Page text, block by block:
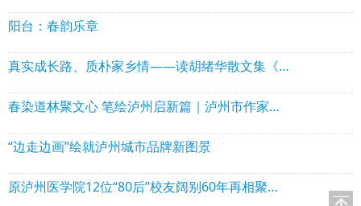
阳台：春韵乐章
真实成长路、质朴家乡情——读胡绪华散文集《走出小水河》
春染道林聚文心 笔绘泸州启新篇｜泸州市作家协会理事会走进泸县石桥镇道林沟 祥音奖2万元花落陈言熔
“边走边画”绘就泸州城市品牌新图景
原泸州医学院12位“80后”校友阔别60年再相聚！赠送“西南核医赋”！